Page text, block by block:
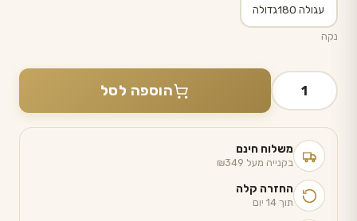
נקה
עגולה 180גדולה
כמות
של
אורפז
זהב
הוספה לסל
משלוח חינם
בקנייה מעל ₪349
החזרה קלה
תוך 14 יום